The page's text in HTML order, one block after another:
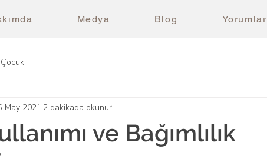
Medya Blog Yorumlar
Çocuk
ve Bağımlılık
May 2021 2 dakikada okunur